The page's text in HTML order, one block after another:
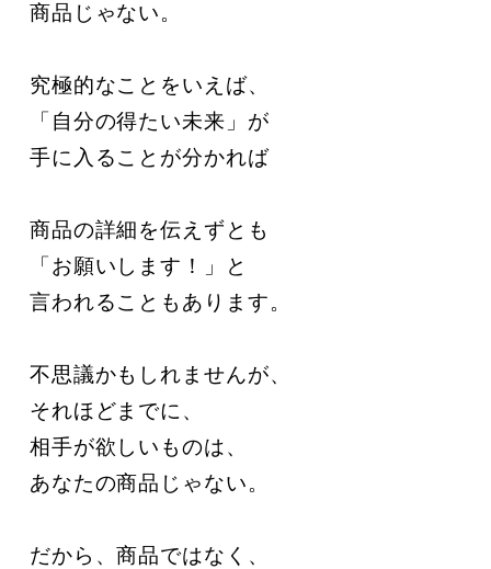
商品じゃない。
究極的なことをいえば、
「自分の得たい未来」が
手に入ることが分かれば
商品の詳細を伝えずとも
「お願いします！」と
言われることもあります。
不思議かもしれませんが、
それほどまでに、
相手が欲しいものは、
あなたの商品じゃない。
だから、商品ではなく、